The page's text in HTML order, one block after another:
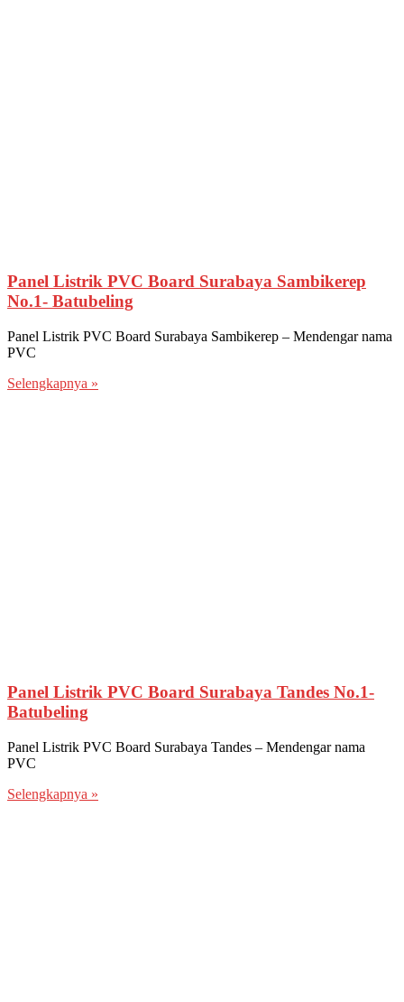
Panel Listrik PVC Board Surabaya Sambikerep
No.1- Batubeling
Panel Listrik PVC Board Surabaya Sambikerep – Mendengar nama
PVC
Selengkapnya »
Panel Listrik PVC Board Surabaya Tandes No.1-
Batubeling
Panel Listrik PVC Board Surabaya Tandes – Mendengar nama
PVC
Selengkapnya »